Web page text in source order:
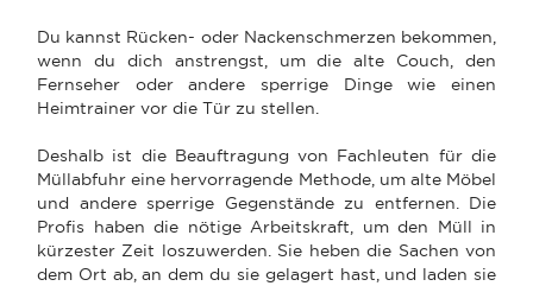
Du kannst Rücken- oder Nackenschmerzen bekommen,
wenn du dich anstrengst, um die alte Couch, den
Fernseher oder andere sperrige Dinge wie einen
Heimtrainer vor die Tür zu stellen.
Deshalb ist die Beauftragung von Fachleuten für die
Müllabfuhr eine hervorragende Methode, um alte Möbel
und andere sperrige Gegenstände zu entfernen. Die
Profis haben die nötige Arbeitskraft, um den Müll in
kürzester Zeit loszuwerden. Sie heben die Sachen von
dem Ort ab, an dem du sie gelagert hast, und laden sie